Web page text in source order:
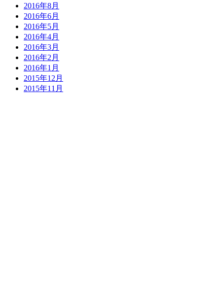
2016年8月
2016年6月
2016年5月
2016年4月
2016年3月
2016年2月
2016年1月
2015年12月
2015年11月